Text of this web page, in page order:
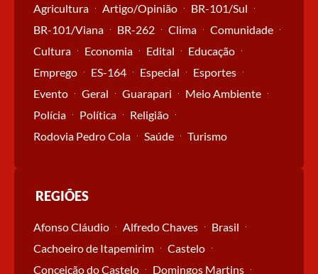
Agricultura Artigo/Opinião
BR-101/Sul
BR-101/Viana
BR-262 Clima
Comunidade
Cultura
Economia Edital
Educação
Emprego
ES-164 Especial
Esportes
Evento
Geral Guarapari
Meio Ambiente
Polícia
Política
Religião
Rodovia Pedro Cola
Saúde Turismo
REGIÕES
Afonso Cláudio Alfredo Chaves
Brasil
Cachoeiro de Itapemirim
Castelo
Conceição do Castelo
Domingos Martins